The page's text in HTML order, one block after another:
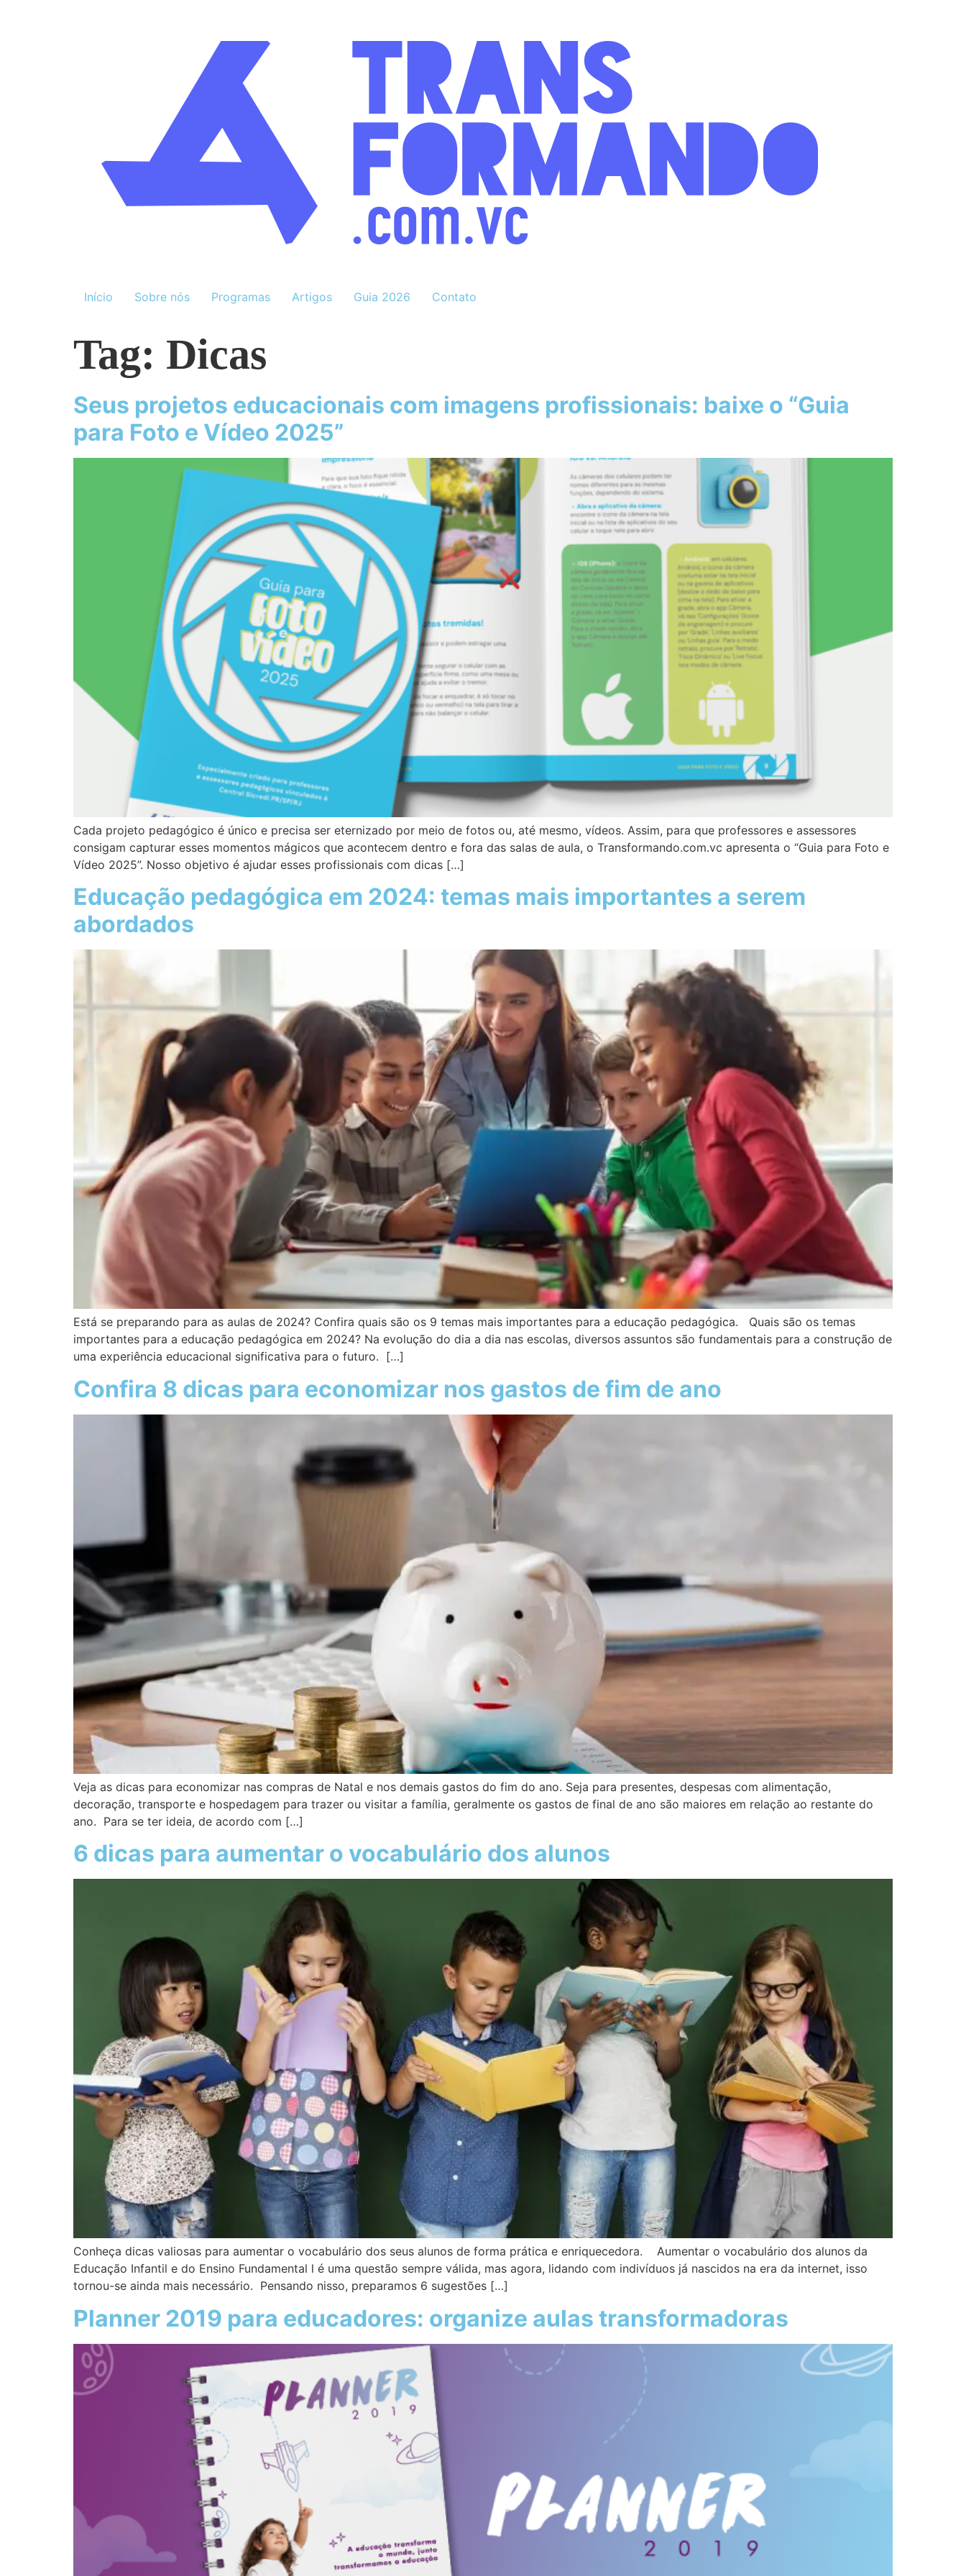
Início Sobre nós Programas Artigos Guia 2026 Contato
Tag: Dicas
Seus projetos educacionais com imagens profissionais: baixe o “Guia
para Foto e Vídeo 2025”
Cada projeto pedagógico é único e precisa ser eternizado por meio de fotos ou, até mesmo, vídeos. Assim, para que professores e assessores
consigam capturar esses momentos mágicos que acontecem dentro e fora das salas de aula, o Transformando.com.vc apresenta o “Guia para Foto e
Vídeo 2025”. Nosso objetivo é ajudar esses profissionais com dicas […]
Educação pedagógica em 2024: temas mais importantes a serem
abordados
Está se preparando para as aulas de 2024? Confira quais são os 9 temas mais importantes para a educação pedagógica. Quais são os temas
importantes para a educação pedagógica em 2024? Na evolução do dia a dia nas escolas, diversos assuntos são fundamentais para a construção de
uma experiência educacional significativa para o futuro. […]
Confira 8 dicas para economizar nos gastos de fim de ano
Veja as dicas para economizar nas compras de Natal e nos demais gastos do fim do ano. Seja para presentes, despesas com alimentação,
decoração, transporte e hospedagem para trazer ou visitar a família, geralmente os gastos de final de ano são maiores em relação ao restante do
ano. Para se ter ideia, de acordo com […]
6 dicas para aumentar o vocabulário dos alunos
Conheça dicas valiosas para aumentar o vocabulário dos seus alunos de forma prática e enriquecedora. Aumentar o vocabulário dos alunos da
Educação Infantil e do Ensino Fundamental l é uma questão sempre válida, mas agora, lidando com indivíduos já nascidos na era da internet, isso
tornou-se ainda mais necessário. Pensando nisso, preparamos 6 sugestões […]
Planner 2019 para educadores: organize aulas transformadoras